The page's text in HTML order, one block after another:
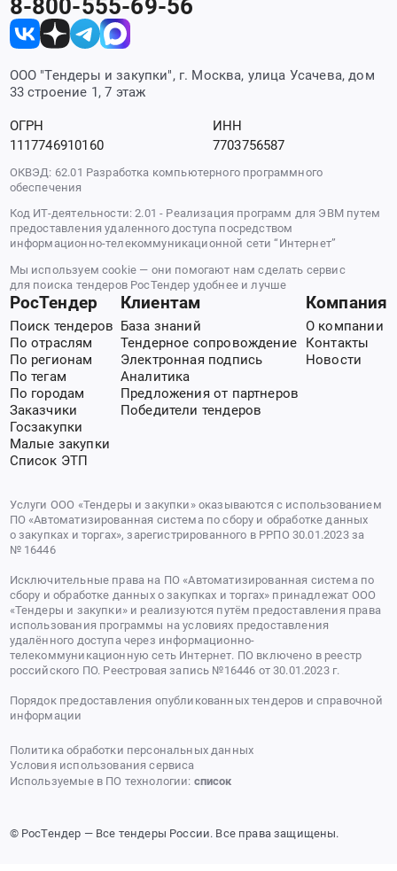
8-800-555-69-56
ООО "Тендеры и закупки", г. Москва, улица Усачева, дом
33 строение 1, 7 этаж
ОГРН
1117746910160
ИНН
7703756587
ОКВЭД: 62.01 Разработка компьютерного программного
обеспечения
Код ИТ-деятельности: 2.01 - Реализация программ для ЭВМ путем
предоставления удаленного доступа посредством
информационно-телекоммуникационной сети “Интернет”
Мы используем cookie — они помогают нам сделать сервис
для поиска тендеров РосТендер удобнее и лучше
РосТендер
Поиск тендеров
По отраслям
По регионам
По тегам
По городам
Заказчики
Госзакупки
Малые закупки
Список ЭТП
Клиентам
База знаний
Тендерное сопровождение
Электронная подпись
Аналитика
Предложения от партнеров
Победители тендеров
Компания
О компании
Контакты
Новости
Услуги ООО «Тендеры и закупки» оказываются с использованием
ПО «Автоматизированная система по сбору и обработке данных
о закупках и торгах», зарегистрированного в РРПО 30.01.2023 за
№ 16446
Исключительные права на ПО «Автоматизированная система по
сбору и обработке данных о закупках и торгах» принадлежат ООО
«Тендеры и закупки» и реализуются путём предоставления права
использования программы на условиях предоставления
удалённого доступа через информационно-
телекоммуникационную сеть Интернет. ПО включено в реестр
российского ПО. Реестровая запись №16446 от 30.01.2023 г.
Порядок предоставления опубликованных тендеров и справочной
информации
Политика обработки персональных данных
Условия использования сервиса
Используемые в ПО технологии: список
© РосТендер — Все тендеры России. Все права защищены.